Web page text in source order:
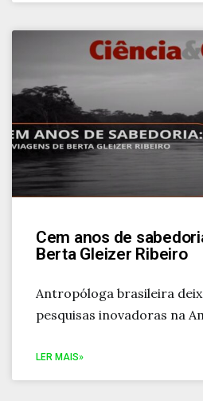
Cem anos de
Berta Gleizer Ribeiro
Antropóloga brasileira
pesquisas inovadoras na
LER MAIS»